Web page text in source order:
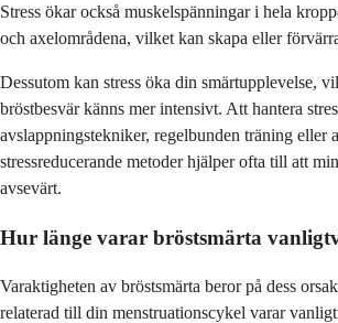
Stress ökar också muskelspänningar i hela
och axelområdena, vilket kan skapa eller
Dessutom kan stress öka din smärtupplevelse,
bröstbesvär känns mer intensivt. Att hantera
avslappningstekniker, regelbunden träning eller
stressreducerande metoder hjälper ofta till att
avsevärt.
Hur länge varar bröstsmärta
Varaktigheten av bröstsmärta beror på dess
relaterad till din menstruationscykel varar